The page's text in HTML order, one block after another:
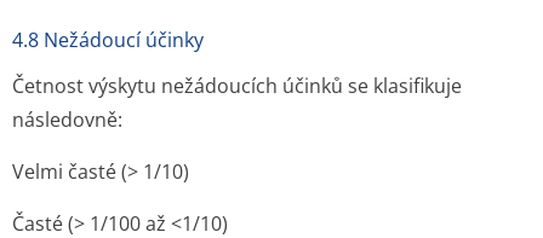
4.8 Nežádoucí účinky
Četnost výskytu nežádoucích účinků se klasifikuje
následovně:
Velmi časté (> 1/10)
Časté (> 1/100 až <1/10)